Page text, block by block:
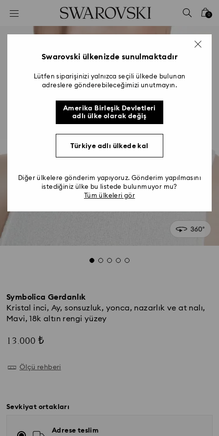
Accesskeys list
0 - Header
2 - Footer
0
Symbolica Gerdanlık
Kristal inci, Ay, sonsuzluk, yonca, nazarlık ve at nalı,
Mavi, 18k altın rengi yüzey
13.000 ₺
Ölçü rehberi
Sevkiyat ortakları
Adrese teslim
Swarovski ülkenizde sunulmaktadır
Lütfen siparişinizi yalnızca seçili ülkede bulunan
adreslere gönderebileceğimizi unutmayın.
Amerika Birleşik Devletleri
adlı ülke olarak değiş
Türkiye adlı ülkede kal
Diğer ülkelere gönderim yapıyoruz. Gönderim yapılmasını
istediğiniz ülke bu listede bulunmuyor mu?
Tüm ülkeleri gör